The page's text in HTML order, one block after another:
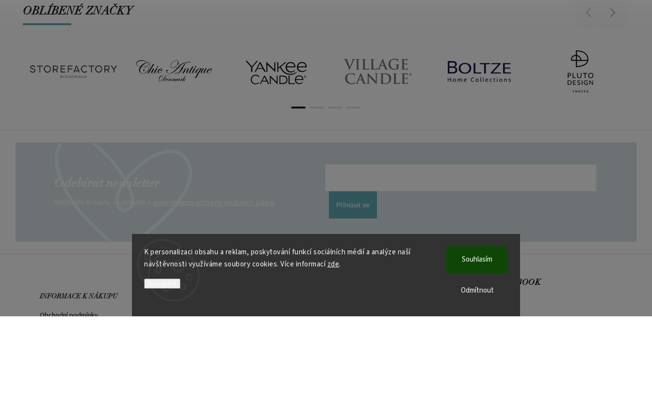
K personalizaci obsahu a reklam, poskytování funkcí sociálních médií a analýze naší
návštěvnosti využíváme soubory cookies. Více informacízde.
Odmítnout
Souhlasím
OBLÍBENÉ ZNAČKY Previous Next
Přihlásit se
INFORMACE K NÁKUPU
Obchodní podmínky
Kontakt
PO– 9:00–11:00
FACEBOOK